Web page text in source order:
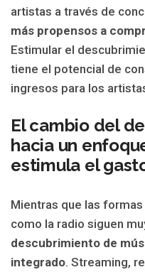
artistas a través de
más propensos a
Estimular el
tiene el potencial de
ingresos para los
El cambio del
hacia un
estimula el
Mientras que las
como la radio siguen
descubrimiento de
integrado. Streaming,